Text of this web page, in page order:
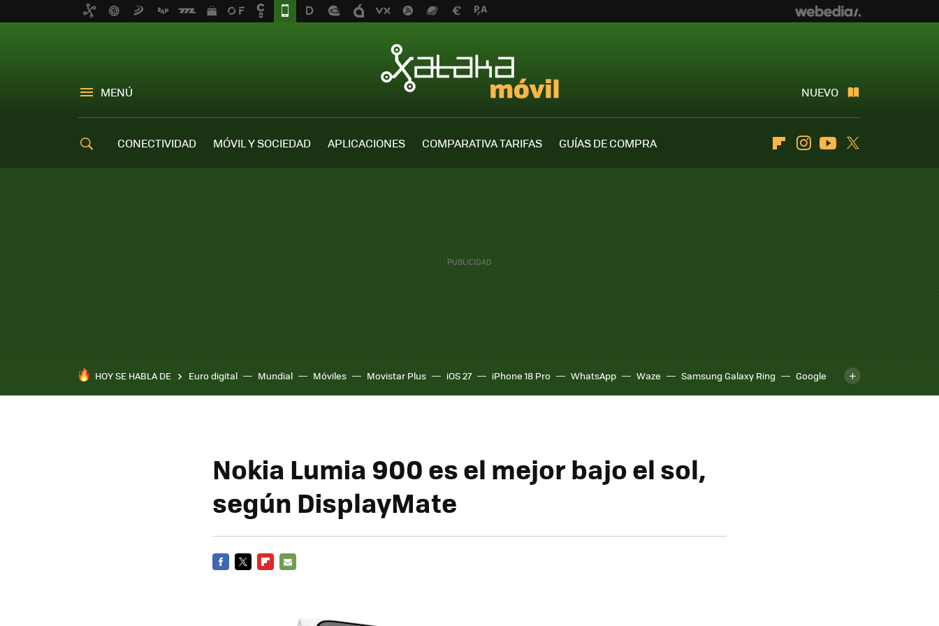
MENÚ NUEVO
CONECTIVIDAD MÓVIL Y SOCIEDAD APLICACIONES COMPARATIVA TARIFAS
GUÍAS DE COMPRA
FlipboardInstagramYoutube
HOY SE HABLA DE Euro digital Mundial Móviles Movistar Plus iOS 27 iPhone 18 Pro WhatsApp Waze Samsung Galaxy Ring
Google
Pixel 10a
Nokia Lumia 900 es el mejor bajo el sol,
según DisplayMate